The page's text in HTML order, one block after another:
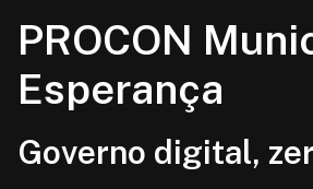
PROCON
Esperança
Governo digital,